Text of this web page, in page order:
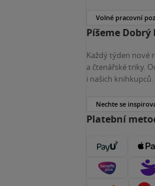
Volné pracovní
Píšeme Dobrý
Každý týden nové
a čtenářské triky.
i našich knihkupců.
Nechte se
Platební